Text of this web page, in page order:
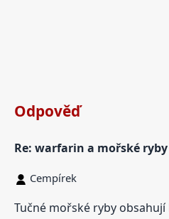
Odpověď
Re: warfarin a mořské ryby
Cempírek
Tučné mořské ryby